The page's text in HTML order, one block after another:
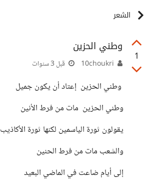
الشعر
1
وطني الحزين
قبل 3 سنوات
وطني الحزين إعتاد أن يكون جميل
وطني الحزين مات من فرط الأنين
يقولون ثورة الياسمين لكنها ثورة الأكاذيب
والشعب مات من فرط الحنين
إلى أيام ضاعت في الماضي البعيد